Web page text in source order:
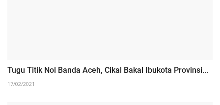
Tugu Titik Nol Banda Aceh, Cikal Bakal Ibukota Provinsi...
17/02/2021